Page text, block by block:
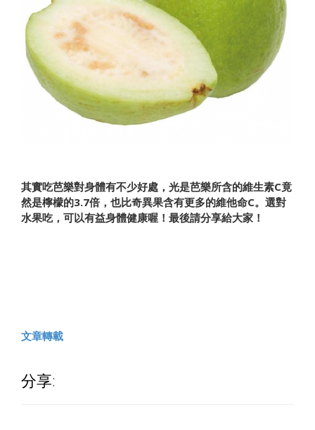
其實吃芭樂對身體有不少好處，光是芭樂所含的維生素C竟
然是檸檬的3.7倍，也比奇異果含有更多的維他命C。選對
水果吃，可以有益身體健康喔！最後請分享給大家！
文章轉載
分享: